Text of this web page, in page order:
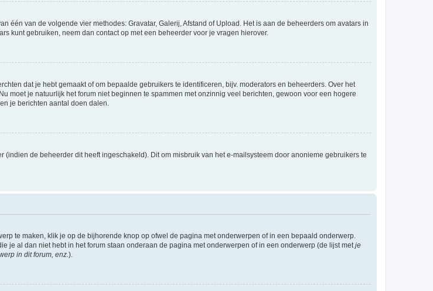
één van de volgende vier methodes: Gravatar, Galerij, Afstand of Upload. Het is aan de beheerders om avatars in
kunt gebruiken, neem dan contact op met een beheerder voor je vragen hierover.
dat je hebt gemaakt of om bepaalde gebruikers te identificeren, bijv. moderators en beheerders. Over het
moet je natuurlijk het forum niet beginnen te spammen met onzinnig veel berichten, gewoon voor een hogere
je berichten aantal doen dalen.
de beheerder dit heeft ingeschakeld). Dit om misbruik van het e-mailsysteem door anonieme gebruikers te
te maken, klik je op de bijhorende knop op ofwel de pagina met onderwerpen of in een bepaald onderwerp.
je al dan niet hebt in het forum staan onderaan de pagina met onderwerpen of in een onderwerp (de lijst metje
in dit forum, enz.).